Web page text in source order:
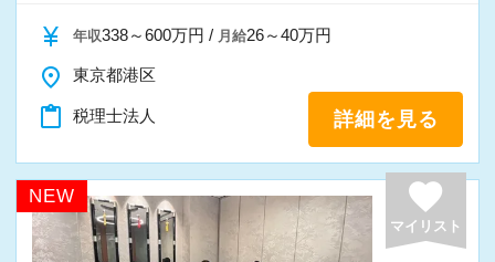
を感じながら、安心して長く働ける事務所であ
りたいと考えています。
私たちと一緒に成長しながら働いてみません
か。
ご応募をお待ちしております！
currency_yen 年収338～600万円 / 月給26～40万円
place 東京都港区
content_paste 税理士法人 詳細を見る
NEW favorite
マイリスト